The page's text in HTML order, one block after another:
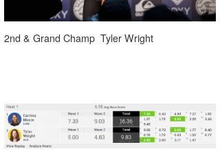
2nd & Grand Champ Tyler Wright